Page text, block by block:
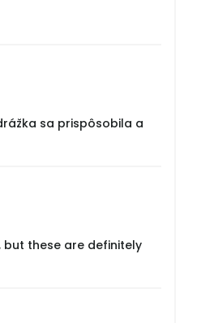
sa prispôsobila a
these are definitely